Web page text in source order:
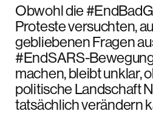
Obwohl die
Proteste versuchten,
gebliebenen Fragen
#EndSARS-
machen, bleibt unklar,
politische Landschaft
tatsächlich verändern